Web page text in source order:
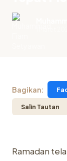
Bagikan:
Salin Tautan
Ramadan